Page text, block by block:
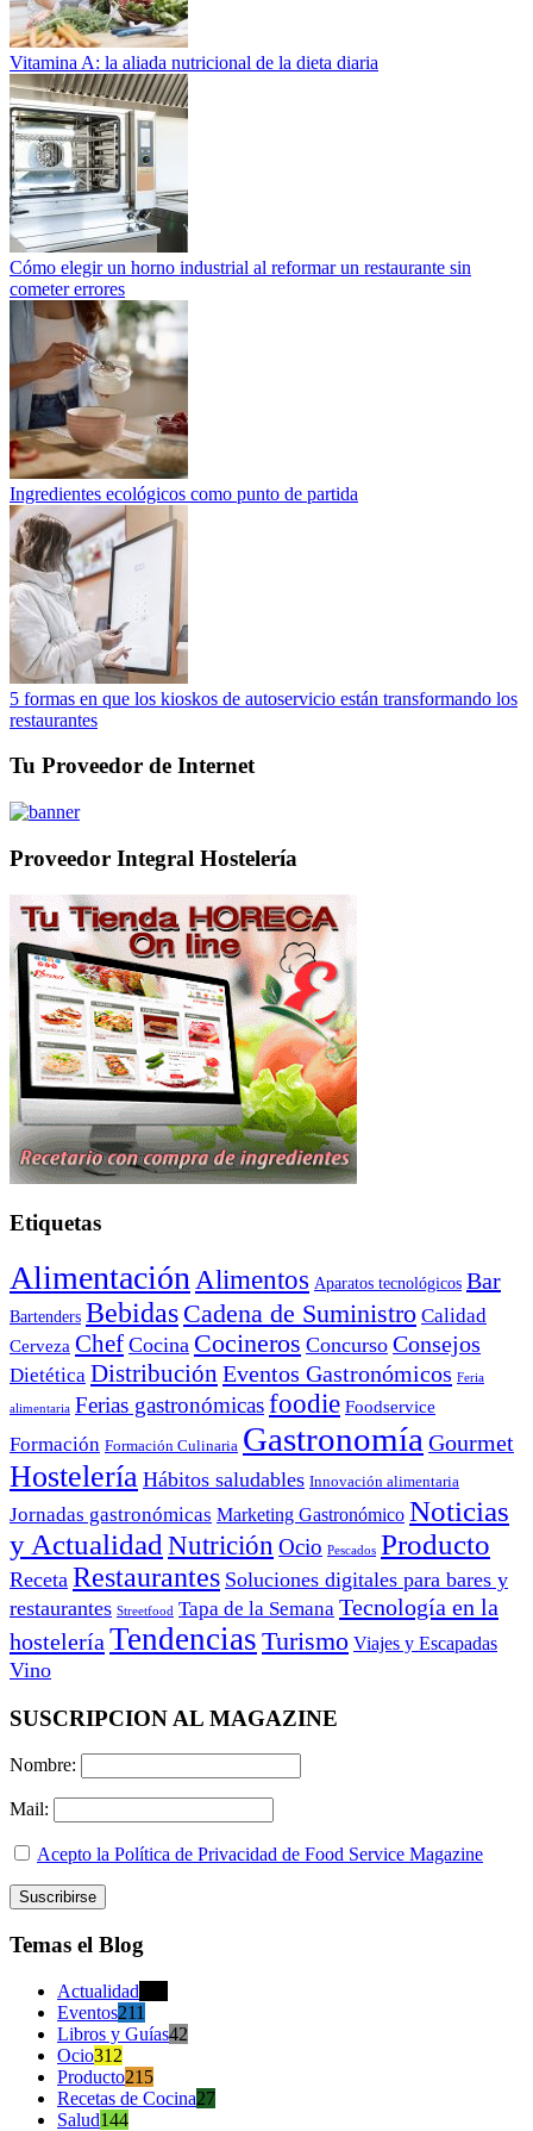
Vitamina A: la aliada nutricional de la dieta diaria
Cómo elegir un horno industrial al reformar un restaurante sin
cometer errores
Ingredientes ecológicos como punto de partida
5 formas en que los kioskos de autoservicio están transformando los
restaurantes
Tu Proveedor de Internet
Proveedor Integral Hostelería
Etiquetas
Alimentación Alimentos Aparatos tecnológicos Bar
Bartenders Bebidas Cadena de Suministro Calidad
Cerveza Chef Cocina Cocineros Concurso Consejos
Dietética Distribución Eventos Gastronómicos Feria
alimentaria Ferias gastronómicasfoodie Foodservice
Formación Formación Culinaria Gastronomía Gourmet
Hostelería Hábitos saludables Innovación alimentaria
Jornadas gastronómicas Marketing Gastronómico Noticias
y Actualidad Nutrición Ocio Pescados Producto
Receta Restaurantes Soluciones digitales para bares y
restaurantes Streetfood Tapa de la Semana Tecnología en la
hostelería Tendencias Turismo Viajes y Escapadas
Vino
SUSCRIPCION AL MAGAZINE
Nombre:
Mail:
Acepto la Política de Privacidad de Food Service Magazine
Temas el Blog
Actualidad
Eventos211
Libros y Guías42
Ocio312
Producto215
Recetas de Cocina27
Salud144